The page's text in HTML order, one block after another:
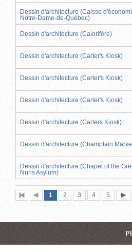
Dessin d'architecture (Caisse
Notre-Dame-de-Québec)
Dessin d'architecture (Calorifère)
Dessin d'architecture (Carter's Kiosk)
Dessin d'architecture (Carter's Kiosk)
Dessin d'architecture (Carter's Kiosk)
Dessin d'architecture (Carters Kiosk)
Dessin d'architecture (Champlain
Dessin d'architecture (Chapel of the
Nuns Asylum)
Première
page
Page
précédente
Page
1 (page
actuelle)
Page
2 Page
3 Page
4 Page
5